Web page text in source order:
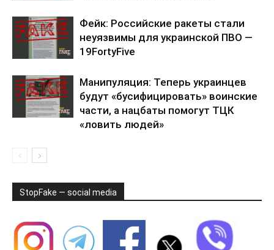
Фейк: Российские ракеты стали
неуязвимы для украинской ПВО —
19FortyFive
Манипуляция: Теперь украинцев
будут «бусифицировать» воинские
части, а нацбаты помогут ТЦК
«ловить людей»
StopFake — social media